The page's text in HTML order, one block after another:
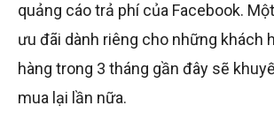
quảng cáo trả phí của Facebook.
ưu đãi dành riêng cho những khách
hàng trong 3 tháng gần đây sẽ
mua lại lần nữa.